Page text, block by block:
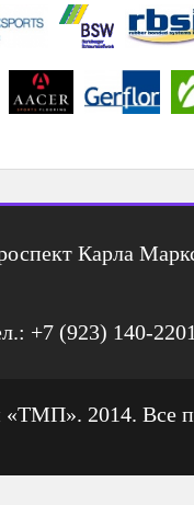
Карла
+7 (923) 140-
«ТМП». 2014. Все